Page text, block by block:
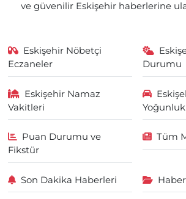
ve güvenilir Eskişehir haberlerine
Eskişehir Nöbetçi
Eczaneler
Durumu
Eskişehir Namaz
Vakitleri
Yoğunluk
Puan Durumu ve
Fikstür
Tüm
Son Dakika Haberleri